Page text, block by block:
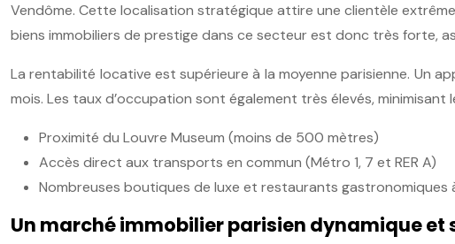
Vendôme. Cette localisation stratégique attire une clientèle
biens immobiliers de prestige dans ce secteur est donc très forte,
La rentabilité locative est supérieure à la moyenne parisienne. Un
mois. Les taux d’occupation sont également très élevés,
Proximité du Louvre Museum (moins de 500 mètres)
Accès direct aux transports en commun (Métro 1, 7 et RER A)
Nombreuses boutiques de luxe et restaurants gastronomiques
Un marché immobilier parisien dynamique et